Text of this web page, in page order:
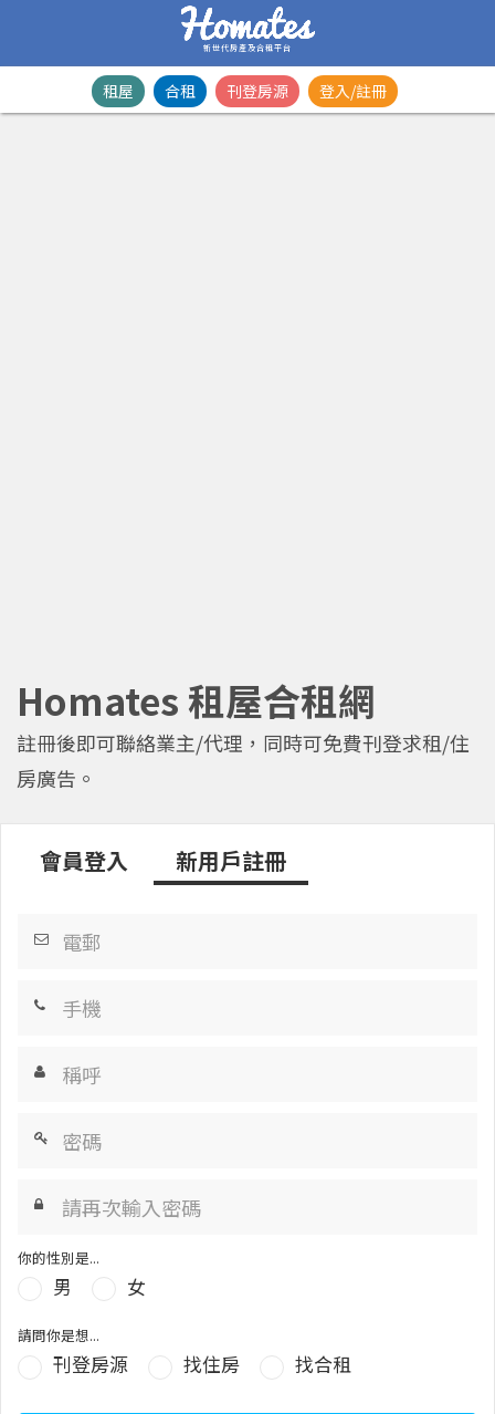
新世代房產及合租平台
租屋 合租 刊登房源 登入/註冊
Homates 租屋合租網
註冊後即可聯絡業主/代理，同時可免費刊登求租/住
房廣告。
會員登入 新用戶註冊
你的性別是...
男 女
請問你是想...
刊登房源 找住房 找合租